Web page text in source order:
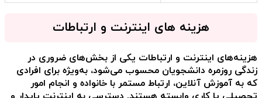
هزینه های اینترنت و ارتباطات
هزینه‌های اینترنت و ارتباطات یکی از بخش‌های ضروری در
زندگی روزمره دانشجویان محسوب می‌شود، به‌ویژه برای افرادی
که به آموزش آنلاین، ارتباط مستمر با خانواده و انجام امور